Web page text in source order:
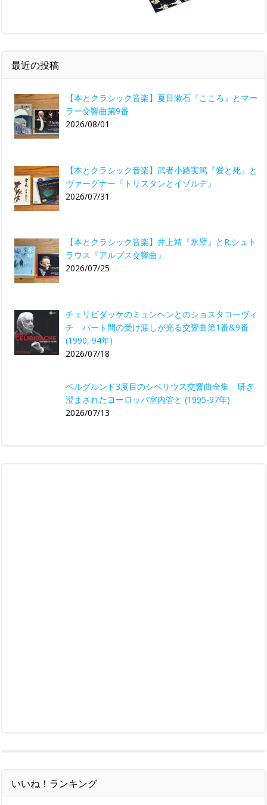
最近の投稿
【本とクラシック音楽】夏目漱石『こころ』とマー
ラー交響曲第9番
2026/08/01
【本とクラシック音楽】武者小路実篤『愛と死』と
ヴァーグナー『トリスタンとイゾルデ』
2026/07/31
【本とクラシック音楽】井上靖『氷壁』とR.シュト
ラウス『アルプス交響曲』
2026/07/25
チェリビダッケのミュンヘンとのショスタコーヴィ
チ パート間の受け渡しが光る交響曲第1番&9番
(1990, 94年)
2026/07/18
ベルグルンド3度目のシベリウス交響曲全集 研ぎ
澄まされたヨーロッパ室内管と (1995-97年)
2026/07/13
いいね！ランキング